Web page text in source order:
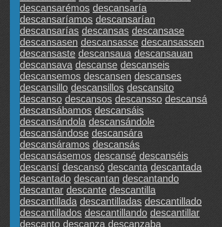
descansarémos descansaría
descansaríamos descansarían
descansarías descansas descansase
descansasen descansasse descansassen
descansaste descansaua descansauan
descansava descanse descanseis
descansemos descansen descanses
descansillo descansillos descansito
descanso descansos descansso descansá
descansábamos descansáis
descansándola descansándole
descansándose descansára
descansáramos descansás
descansásemos descansé descanséis
descansí descansó descanta descantada
descantado descantan descantando
descantar descante descantilla
descantillada descantilladas descantillado
descantillados descantillando descantillar
descanto descanza descanzaba